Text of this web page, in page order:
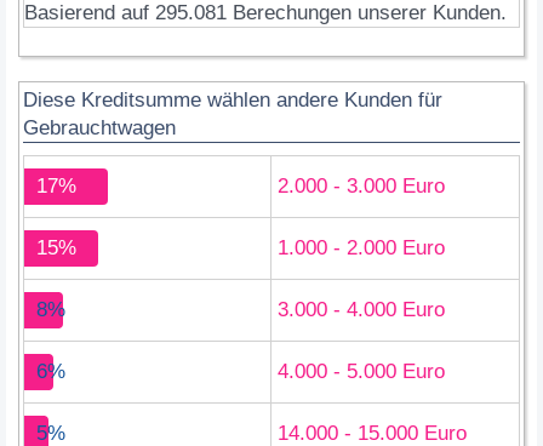
Basierend auf 295.081 Berechungen unserer Kunden.
Diese Kreditsumme wählen andere Kunden für
Gebrauchtwagen
17% 2.000 - 3.000 Euro
15% 1.000 - 2.000 Euro
8% 3.000 - 4.000 Euro
6% 4.000 - 5.000 Euro
5%
14.000 - 15.000 Euro